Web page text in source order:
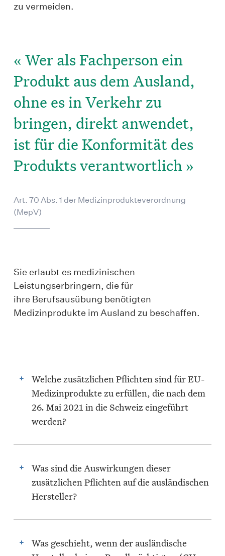
zu vermeiden.
« Wer als Fachperson ein
Produkt aus dem Ausland,
ohne es in Verkehr zu
bringen, direkt anwendet,
ist für die Konformität des
Produkts verantwortlich »
Art. 70 Abs. 1 der Medizinprodukteverordnung
(MepV)
Sie erlaubt es medizinischen
Leistungserbringern, die für
ihre Berufsausübung benötigten
Medizinprodukte im Ausland zu beschaffen.
Welche zusätzlichen Pflichten sind für EU-
Medizinprodukte zu erfüllen, die nach dem
26. Mai 2021 in die Schweiz eingeführt
werden?
des MRA dürfen EU-Medizinprodukte nur
noch in die Schweiz eingeführt werden,
wenn der ausländische Hersteller einen
der Schweiz bezeichnet hat und die
Bevollmächtigten und des Importeurs
Was sind die Auswirkungen dieser
zusätzlichen Pflichten auf die ausländischen
Hersteller?
Swissmedtech befürchtet, dass viele EU-
Hersteller und EU-Lieferanten auf die
Was geschieht, wenn der ausländische